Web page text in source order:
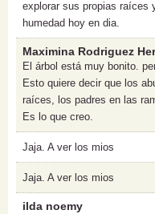
explorar sus propias raíces
humedad hoy en dia.
Maximina Rodriguez
El árbol está muy bonito.
Esto quiere decir que los
raíces, los padres en las
Es lo que creo.
Jaja. A ver los mios
Jaja. A ver los mios
ilda noemy